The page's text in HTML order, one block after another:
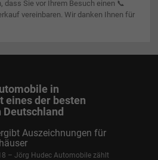
Sie vor Ihrem Besuch einen 📞
vereinbaren. Wir danken Ihnen für
in
eines der besten
Auszeichnungen für
– Jörg Hudec Automobile zählt